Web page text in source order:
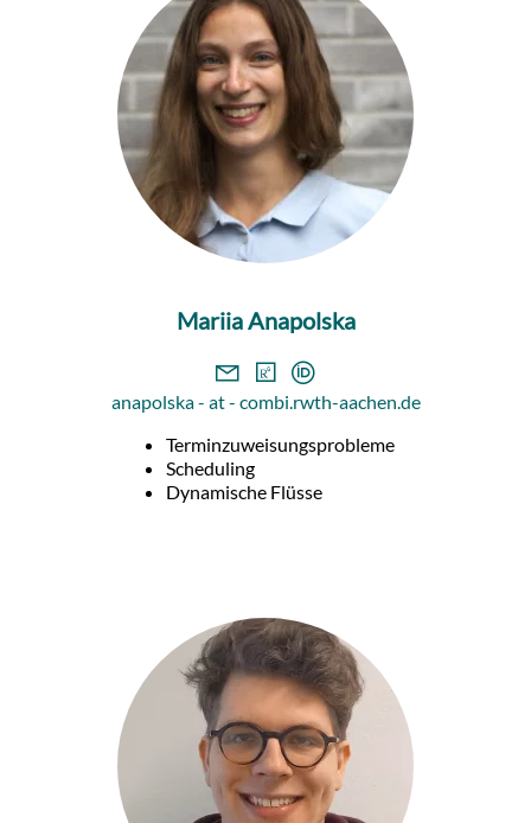
Mariia Anapolska
anapolska - at - combi.rwth-aachen.de
Terminzuweisungsprobleme
Scheduling
Dynamische Flüsse